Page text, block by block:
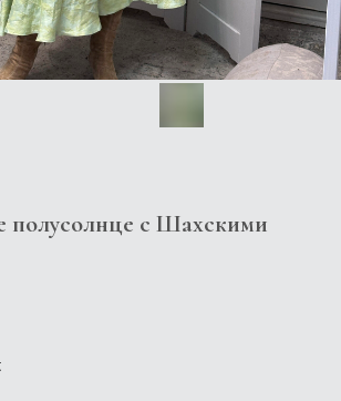
полусолнце с Шахскими